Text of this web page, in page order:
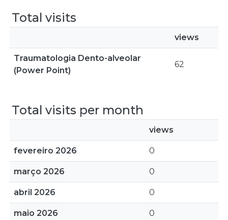
Total visits
views
Traumatologia Dento-alveolar
(Power Point)
62
Total visits per month
views
fevereiro 2026 0
março 2026 0
abril 2026 0
maio 2026 0